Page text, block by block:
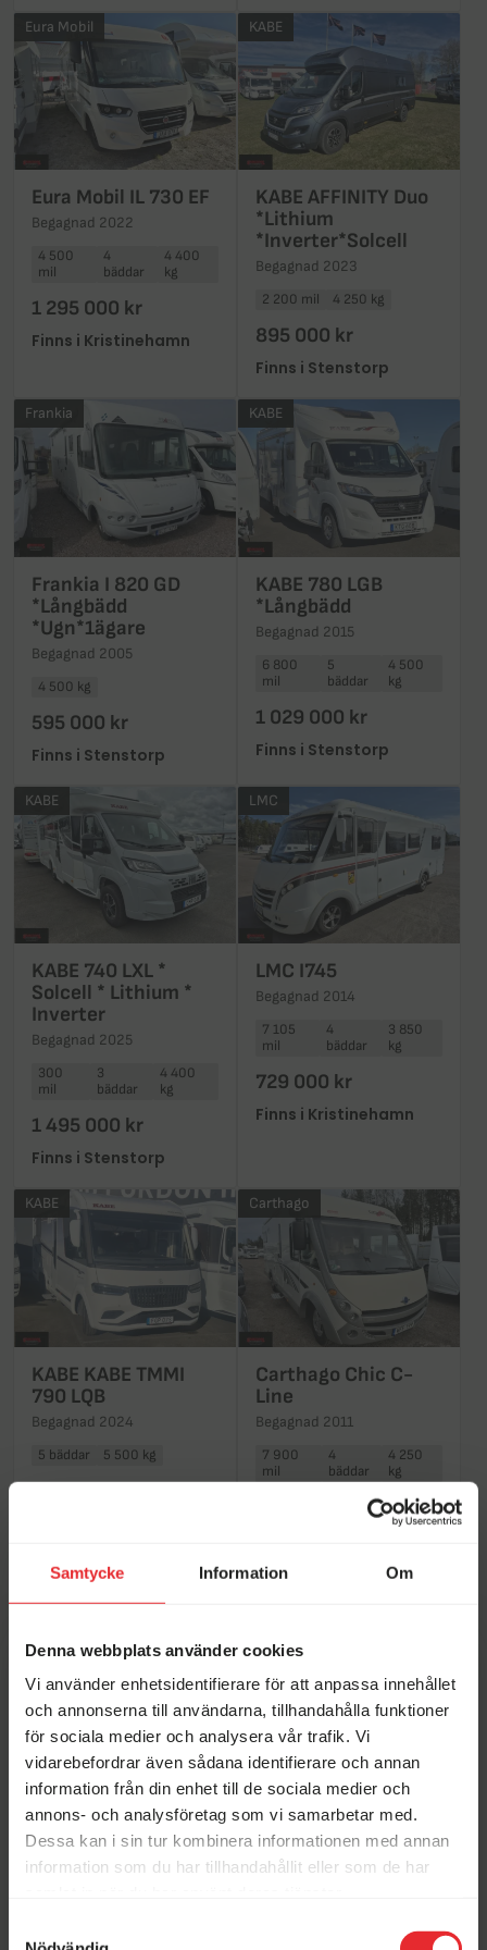
Samtycke Information Om
Denna webbplats använder cookies
Vi använder enhetsidentifierare för att anpassa innehållet
och annonserna till användarna, tillhandahålla funktioner
för sociala medier och analysera vår trafik. Vi
vidarebefordrar även sådana identifierare och annan
information från din enhet till de sociala medier och
annons- och analysföretag som vi samarbetar med.
Dessa kan i sin tur kombinera informationen med annan
information som du har tillhandahållit eller som de har
Eura Mobil
Eura Mobil IL 730 EF
Begagnad 2022
4 500
mil
4
bäddar
4 400
kg
1 295 000 kr
Finns i Kristinehamn
KABE
KABE AFFINITY Duo
*Lithium
*Inverter*Solcell
Begagnad 2023
2 200 mil 4 250 kg
895 000 kr
Finns i Stenstorp
Frankia
Frankia I 820 GD
*Långbädd
*Ugn*1ägare
Begagnad 2005
4 500 kg
595 000 kr
Finns i Stenstorp
KABE
KABE 780 LGB
*Långbädd
Begagnad 2015
6 800
mil
5
bäddar
4 500
kg
1 029 000 kr
Finns i Stenstorp
KABE
KABE 740 LXL *
Solcell * Lithium *
Inverter
Begagnad 2025
300
mil
3
bäddar
4 400
kg
1 495 000 kr
Finns i Stenstorp
LMC
LMC I745
Begagnad 2014
7 105
mil
4
bäddar
3 850
kg
729 000 kr
Finns i Kristinehamn
KABE
KABE KABE TMMI
790 LQB
Begagnad 2024
5 bäddar 5 500 kg
Carthago
Carthago Chic C-
Line
Begagnad 2011
7 900
mil
4
bäddar
4 250
kg
KABE
KABE 810 LB
Begagnad 2014
4 600 mil 4 500 kg
1 095 000 kr
KABE
KABE KABE TM I 760
LGB *Hydrauliska
stödben*
Begagnad 2016
6 500
mil
bäddar
4 500
kg
Begagnat-veckor hos
Erikssons!
Vi köper din husbil!
Elmia Husvagn Husbil
2026
Månadens fordon
Stenstorp